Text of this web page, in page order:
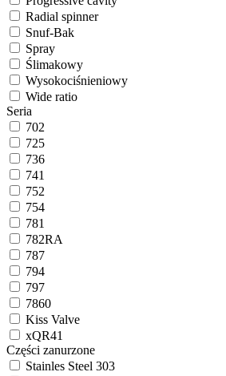
Radial spinner
Snuf-Bak
Spray
Ślimakowy
Wysokociśnieniowy
Wide ratio
Seria
702
725
736
741
752
754
781
782RA
787
794
797
7860
Kiss Valve
xQR41
Części zanurzone
Stainles Steel 303